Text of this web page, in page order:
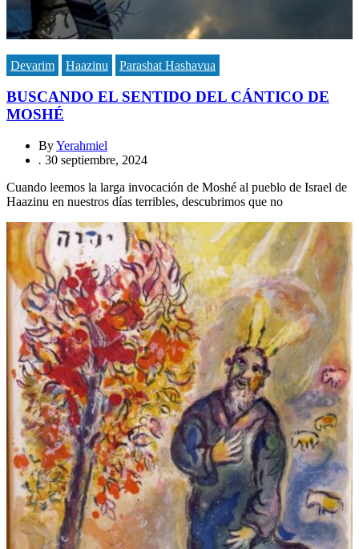
Devarim Haazinu Parashat Hashavua
BUSCANDO EL SENTIDO DEL CÁNTICO DE
MOSHÉ
ByYerahmiel
. 30 septiembre, 2024
Cuando leemos la larga invocación de Moshé al pueblo de Israel de
Haazinu en nuestros días terribles, descubrimos que no